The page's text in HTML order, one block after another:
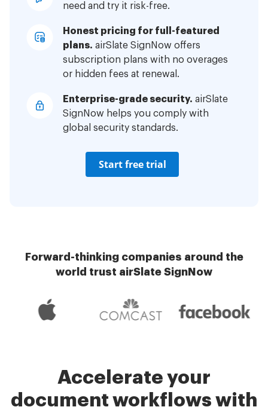
need and try it risk-free.
Honest pricing for full-featured
plans. airSlate SignNow offers
subscription plans with no overages
or hidden fees at renewal.
Enterprise-grade security. airSlate
SignNow helps you comply with
global security standards.
Start free trial
Forward-thinking companies around the
world trust airSlate SignNow
Accelerate your
document workflows with